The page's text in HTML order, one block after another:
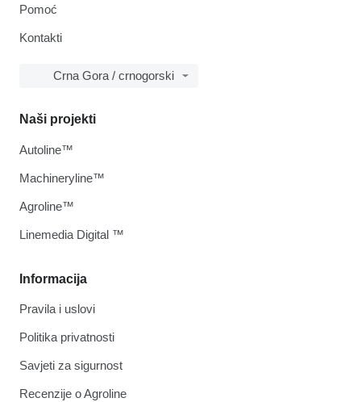
Pomoć
Kontakti
Crna Gora / crnogorski
Informacija
Pravila i uslovi
Politika privatnosti
Savjeti za sigurnost
Recenzije o Agroline
Naši projekti
Autoline™
Machineryline™
Agroline™
Linemedia Digital ™